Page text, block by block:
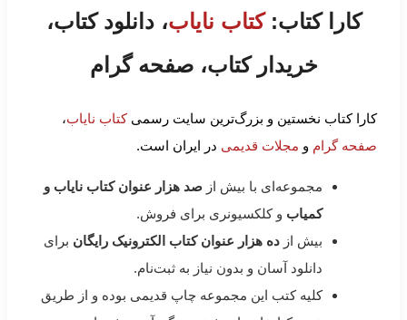
کارا کتاب:کتاب نایاب، دانلود کتاب،
خریدار کتاب، صفحه گرام
کارا کتاب نخستین و بزرگ‌ترین سایت رسمیکتاب نایاب،
صفحه گرام و مجلات قدیمی در ایران است.
مجموعه‌ای با بیش از صد هزار عنوان کتاب نایاب و
کمیاب و کلکسیونری برای فروش.
بیش از ده هزار عنوان کتاب الکترونیک رایگان برای
دانلود آسان و بدون نیاز به ثبت‌نام.
کلیه کتب این مجموعه چاپ قدیمی بوده و از طریق